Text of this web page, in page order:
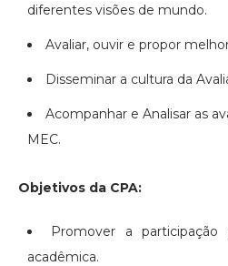
diferentes visões de mundo.
Avaliar, ouvir e propor
Disseminar a cultura da
Acompanhar e Analisar as
MEC.
Objetivos da CPA:
Promover a
acadêmica.